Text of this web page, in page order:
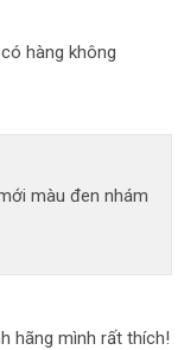
hàng không
màu đen nhám
hãng mình rất thích!